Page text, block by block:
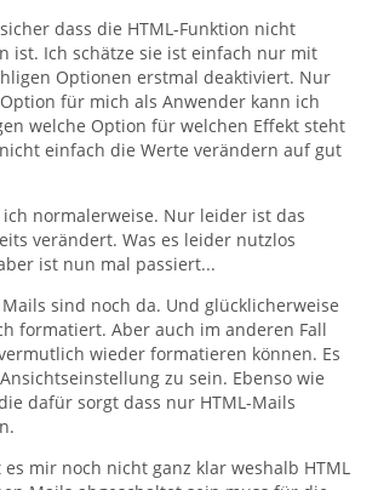
dass die HTML-Funktion nicht
ist. Ich schätze sie ist einfach nur mit
Optionen erstmal deaktiviert. Nur
für mich als Anwender kann ich
welche Option für welchen Effekt steht
einfach die Werte verändern auf gut
ich normalerweise. Nur leider ist das
verändert. Was es leider nutzlos
ist nun mal passiert...
sind noch da. Und glücklicherweise
formatiert. Aber auch im anderen Fall
wieder formatieren können. Es
zu sein. Ebenso wie
dafür sorgt dass nur HTML-Mails
mir noch nicht ganz klar weshalb HTML